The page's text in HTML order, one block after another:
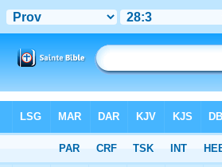
> Proverbs 28:3